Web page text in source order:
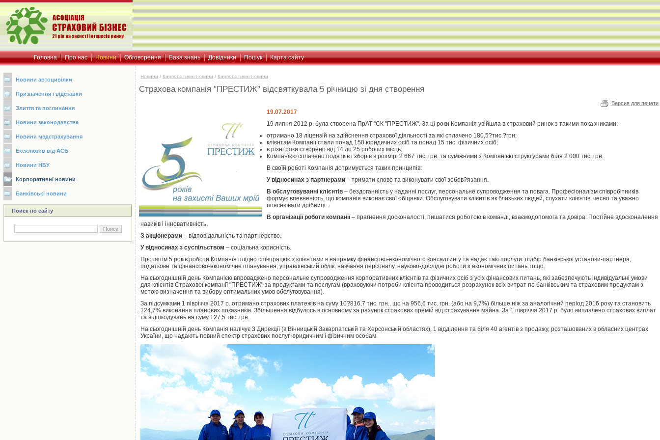
Головна Про нас Новини Обговорення База знань Довідники Пошук Карта сайту
Новини автоцивілки
Призначення і відставки
Злиття та поглинання
Новини законодавства
Новини медстрахування
Ексклюзив від АСБ
Новини НБУ
Корпоративні новини
Банківські новини
Поиск по сайту
Новини / Корпоративні новини / Корпоративні новини
Страхова компанія "ПРЕСТИЖ" відсвяткувала 5 річницю зі дня створення
Версия для печати
19.07.2017
19 липня 2012 р. була створена ПрАТ "СК "ПРЕСТИЖ". За ці роки Компанія увійшла в страховий ринок з такими показниками:
отримано 18 ліцензій на здійснення страхової діяльності за які сплачено 180,5?тис.?грн;
клієнтам Компанії стали понад 150 юридичних осіб та понад 15 тис. фізичних осіб;
в різні роки створено від 14 до 25 робочих місць;
Компанією сплачено податків і зборів в розмірі 2 667 тис. грн. та суміжними з Компанією структурами біля 2 000 тис. грн.
В своїй роботі Компанія дотримується таких принципів:
У відносинах з партнерами – тримати слово та виконувати свої зобов?язання.
В обслуговуванні клієнтів – бездоганність у наданні послуг, персональне супроводження та повага. Професіоналізм співробітників
формує впевненість, що компанія виконає свої обіцянки. Обслуговувати клієнтів як близьких людей, слухати клієнтів, чесно та уважно
пояснювати дрібниці.
В організації роботи компанії– прагнення досконалості, пишатися роботою в команді, взаємодопомога та довіра. Постійне вдосконалення
навиків і інновативність.
З акціонерами – відповідальність та партнерство.
У відносинах з суспільством – соціальна корисність.
Протягом 5 років роботи Компанія плідно співпрацює з клієнтами в напрямку фінансово-економічного консалтингу та надає такі послуги: підбір банківської установи-партнера,
податкове та фінансово-економічне планування, управлінський облік, навчання персоналу, науково-дослідні роботи з економічних питань тощо.
На сьогоднішній день Компанією впроваджено персональне супроводження корпоративних клієнтів та фізичних осіб з усіх фінансових питань, які забезпечують індивідуальні умови
для клієнтів Страхової компанії "ПРЕСТИЖ" за продуктами та послугам (враховуючи потреби клієнта проводиться розрахунок всіх витрат по банківським та страховим продуктам з
метою визначення та вибору оптимальних умов обслуговування).
За підсумками 1 півріччя 2017 р. отримано страхових платежів на суму 10?816,7 тис. грн., що на 956,6 тис. грн. (або на 9,7%) більше ніж за аналогічний період 2016 року та становить
124,7% виконання планових показників. Збільшення відбулось в основному за рахунок страхових премій від страхування майна. За 1 півріччя 2017 р. було виплачено страхових виплат
та відшкодувань на суму 127,5 тис. грн.
На сьогоднішній день Компанія налічує 3 Дирекції (в Вінницькій Закарпатській та Херсонській областях), 1 відділення та біля 40 агентів з продажу, розташованих в обласних центрах
України, що надають повний спектр страхових послуг юридичним і фізичним особам.